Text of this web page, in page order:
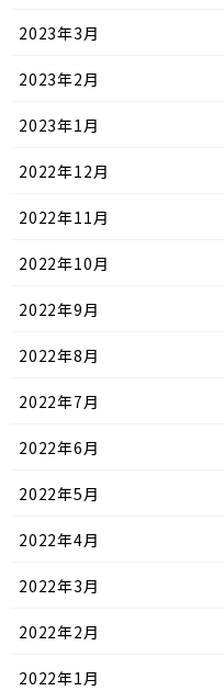
2023年3月
2023年2月
2023年1月
2022年12月
2022年11月
2022年10月
2022年9月
2022年8月
2022年7月
2022年6月
2022年5月
2022年4月
2022年3月
2022年2月
2022年1月